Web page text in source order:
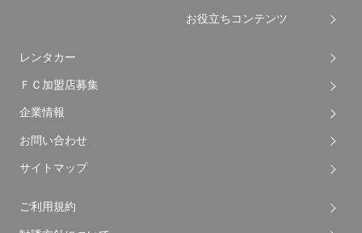
お役立ちコンテンツ
レンタカー
ＦＣ加盟店募集
企業情報
お問い合わせ
サイトマップ
ご利用規約